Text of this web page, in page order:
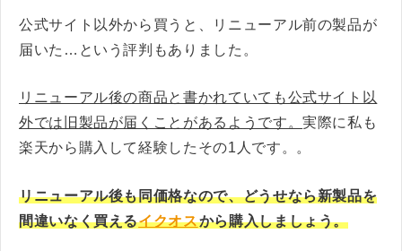
公式サイト以外から買うと、リニューアル前の製品が
届いた…という評判もありました。
リニューアル後の商品と書かれていても公式サイト以
外では旧製品が届くことがあるようです。実際に私も
楽天から購入して経験したその1人です。。
リニューアル後も同価格なので、どうせなら新製品を
間違いなく買えるイクオスから購入しましょう。